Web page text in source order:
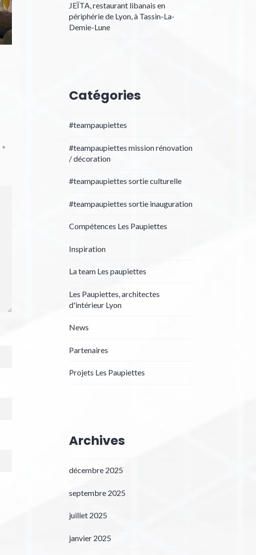
*
JEÏTA, restaurant libanais en
périphérie de Lyon, à Tassin-La-
Demie-Lune
Catégories
#teampaupiettes
#teampaupiettes mission rénovation
/ décoration
#teampaupiettes sortie culturelle
#teampaupiettes sortie inauguration
Compétences Les Paupiettes
Inspiration
La team Les paupiettes
Les Paupiettes, architectes
d'intérieur Lyon
News
Partenaires
Projets Les Paupiettes
Archives
décembre 2025
septembre 2025
juillet 2025
janvier 2025